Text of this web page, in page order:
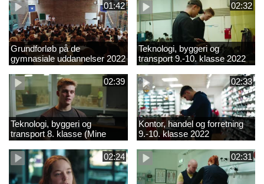
01:42
Grundforløb på de
gymnasiale uddannelser 2022
02:32
Teknologi, byggeri og
transport 9.-10. klasse 2022
02:39
Teknologi, byggeri og
transport 8. klasse (Mine
introkurser) 2022
02:33
Kontor, handel og forretning
9.-10. klasse 2022
02:24 02:31